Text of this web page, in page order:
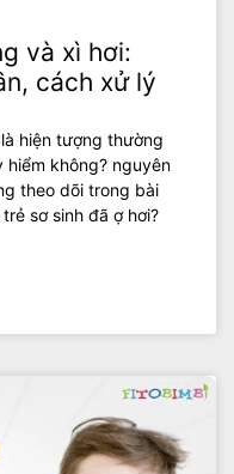
và xì hơi:
cách xử lý
hiện tượng thường
không? nguyên
theo dõi trong bài
sơ sinh đã ợ hơi?